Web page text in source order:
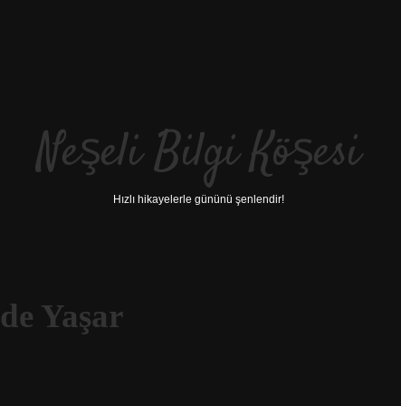
Neşeli Bilgi Köşesi
Hızlı hikayelerle gününü şenlendir!
Yaşar